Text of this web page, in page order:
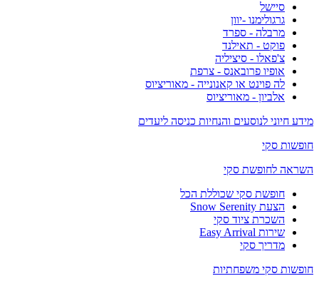
סיישל
גרגולימנו -יוון
מרבלה - ספרד
פוקט - תאילנד
צ'פאלו - סיציליה
אופיו פרובאנס - צרפת
לה פוינט או קאנונייה - מאוריציוס
אלביון - מאוריציוס
מידע חיוני לנוסעים והנחיות כניסה ליעדים
חופשות סקי
השראה לחופשת סקי
חופשת סקי שכוללת הכל
הצעת Snow Serenity
השכרת ציוד סקי
שירות Easy Arrival
מדריך סקי
חופשות סקי משפחתיות